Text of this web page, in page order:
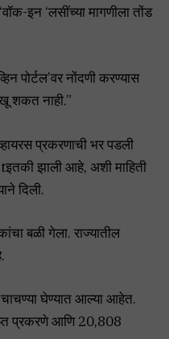
इन ‘लसींच्या मागणीला तोंड
पोर्टल’वर नोंदणी करण्यास
शकत नाही.”
प्रकरणाची भर पडली
झाली आहे, अशी माहिती
दिली.
बळी गेला. राज्यातील
घेण्यात आल्या आहेत.
प्रकरणे आणि 20,808